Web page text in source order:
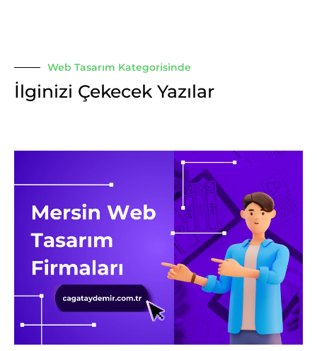
Web Tasarım Kategorisinde
İlginizi Çekecek Yazılar